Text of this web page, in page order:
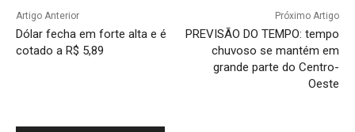
Artigo Anterior
Dólar fecha em forte alta e é
cotado a R$ 5,89
Próximo Artigo
PREVISÃO DO TEMPO: tempo
chuvoso se mantém em
grande parte do Centro-
Oeste